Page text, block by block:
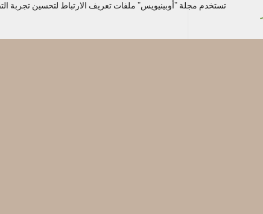
تستخدم مجلة "أوبينيويس" ملفات تعريف الارتباط لتحسين تجربة